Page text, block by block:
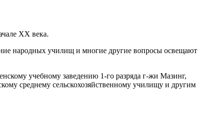
XX века.
народных училищ и многие другие вопросы освещают
учебному заведению 1-го разряда г-жи Мазинг,
среднему сельскохозяйственному училищу и другим